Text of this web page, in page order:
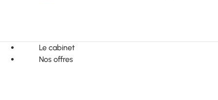
Le cabinet
Nos offres